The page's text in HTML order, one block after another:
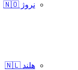
نروژ 🇳🇴
هلند 🇳🇱